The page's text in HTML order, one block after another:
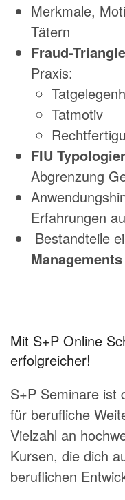
Merkmale,
Tätern
Fraud-Triangle
Praxis:
Tatmotiv
FIU
Abgrenzung
Erfahrungen
Bestandteile
Managements
Mit S+P Online
erfolgreicher!
S+P Seminare ist
für berufliche
Vielzahl an
Kursen, die dich
beruflichen